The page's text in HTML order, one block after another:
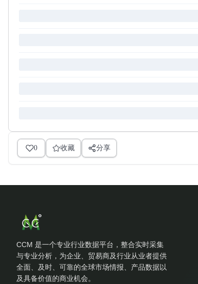
0 收藏 分享
CCM 是一个专业行业数据平台，整合实时采集
与专业分析，为企业、贸易商及行业从业者提供
全面、及时、可靠的全球市场情报、产品数据以
及具备价值的商业机会。